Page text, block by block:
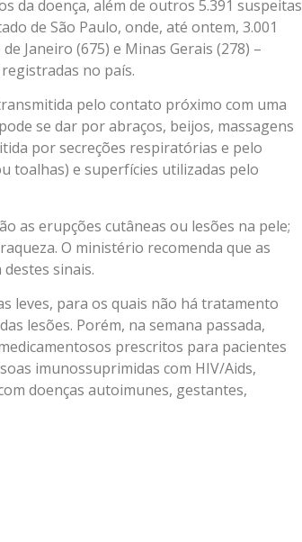
da doença, além de outros 5.391 suspeitas
de São Paulo, onde, até ontem, 3.001
Janeiro (675) e Minas Gerais (278) –
no país.
pelo contato próximo com uma
se dar por abraços, beijos, massagens
por secreções respiratórias e pelo
toalhas) e superfícies utilizadas pelo
as erupções cutâneas ou lesões na pele;
O ministério recomenda que as
sinais.
leves, para os quais não há tratamento
lesões. Porém, na semana passada,
prescritos para pacientes
imunossuprimidas com HIV/Aids,
doenças autoimunes, gestantes,